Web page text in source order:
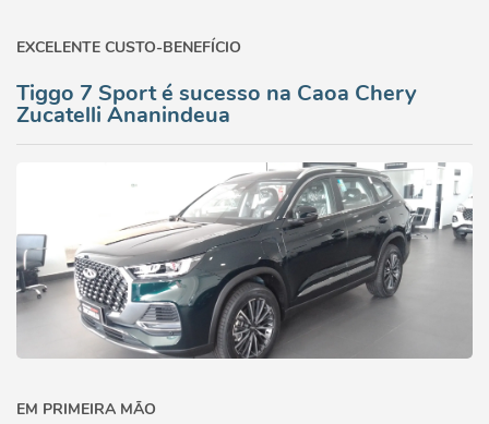
EXCELENTE CUSTO-BENEFÍCIO
Tiggo 7 Sport é sucesso na Caoa Chery
Zucatelli Ananindeua
EM PRIMEIRA MÃO